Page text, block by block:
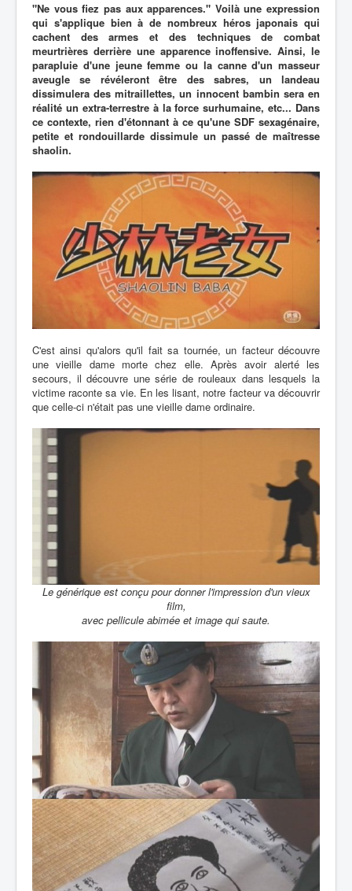
"Ne vous fiez pas aux apparences." Voilà une expression
qui s'applique bien à de nombreux héros japonais qui
cachent des armes et des techniques de combat
meurtrières derrière une apparence inoffensive. Ainsi, le
parapluie d'une jeune femme ou la canne d'un masseur
aveugle se révéleront être des sabres, un landeau
dissimulera des mitraillettes, un innocent bambin sera en
réalité un extra-terrestre à la force surhumaine, etc... Dans
ce contexte, rien d'étonnant à ce qu'une SDF sexagénaire,
petite et rondouillarde dissimule un passé de maîtresse
shaolin.
C'est ainsi qu'alors qu'il fait sa tournée, un facteur découvre
une vieille dame morte chez elle. Après avoir alerté les
secours, il découvre une série de rouleaux dans lesquels la
victime raconte sa vie. En les lisant, notre facteur va découvrir
que celle-ci n'était pas une vieille dame ordinaire.
Le générique est conçu pour donner l'impression d'un vieux
film,
avec pellicule abimée et image qui saute.